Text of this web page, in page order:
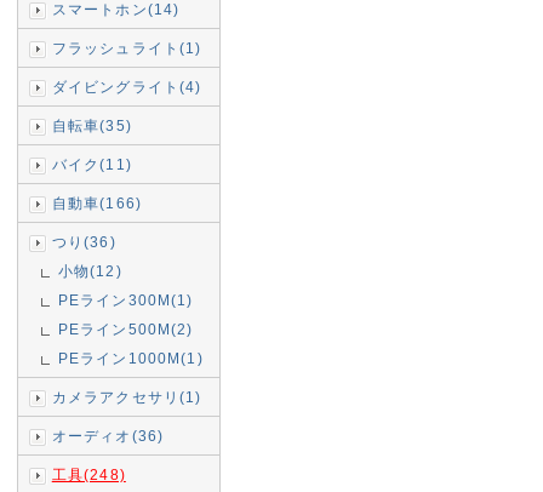
スマートホン(14)
フラッシュライト(1)
ダイビングライト(4)
自転車(35)
バイク(11)
自動車(166)
つり(36)
小物(12)
PEライン300M(1)
PEライン500M(2)
PEライン1000M(1)
カメラアクセサリ(1)
オーディオ(36)
工具(248)